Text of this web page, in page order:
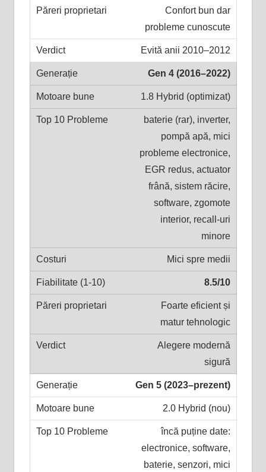
Confort bun dar
probleme cunoscute
Evită anii 2010–2012
Gen 4 (2016–2022)
1.8 Hybrid (optimizat)
baterie (rar), inverter,
pompă apă, mici
probleme electronice,
EGR redus, actuator
frână, sistem răcire,
software, zgomote
interior, recall-uri
minore
Mici spre medii
8.5/10
Foarte eficient și
matur tehnologic
Alegere modernă
sigură
Gen 5 (2023–prezent)
2.0 Hybrid (nou)
încă puține date:
electronice, software,
baterie, senzori, mici